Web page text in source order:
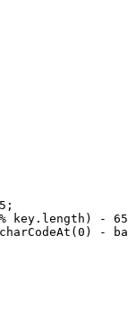
key.length) -
-